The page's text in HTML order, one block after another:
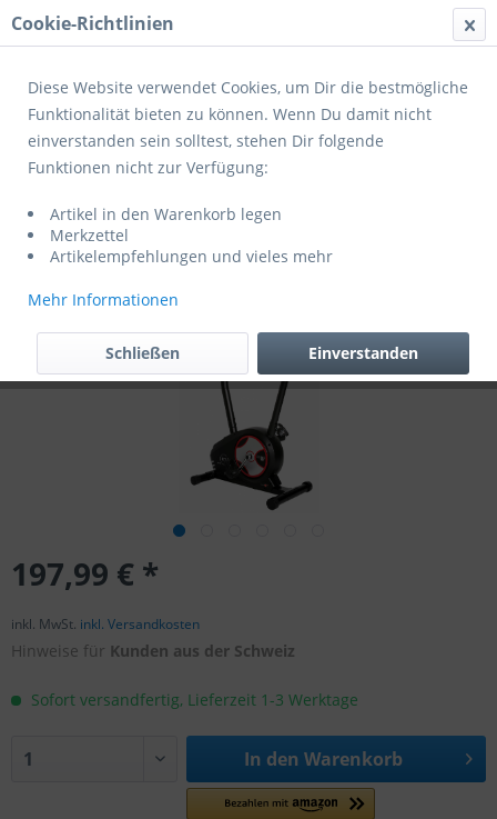
Menü
Übersicht Homefitness
1725
197,99 € *
inkl. MwSt. inkl. Versandkosten
Hinweise für Kunden aus der Schweiz
Sofort versandfertig, Lieferzeit 1-3 Werktage
In den Warenkorb
Cookie-Richtlinien
Diese Website verwendet Cookies, um Dir die bestmögliche
Funktionalität bieten zu können. Wenn Du damit nicht
einverstanden sein solltest, stehen Dir folgende
Funktionen nicht zur Verfügung:
Artikel in den Warenkorb legen
Merkzettel
Artikelempfehlungen und vieles mehr
Mehr Informationen
Einverstanden
Schließen